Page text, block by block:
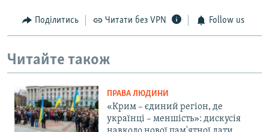
Поділитись Читати без VPN Follow us
Читайте також
ПРАВА ЛЮДИНИ
«Крим – єдиний регіон, де
українці – меншість»: дискусія